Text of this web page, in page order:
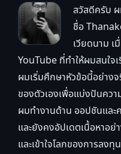
สวัสดีครับ
ชื่อ
เวียดนาม เ
YouTube ที่ทำให้ผมสนใ
ผมเริ่มศึกษาหัวข้อนี้อย่าง
ของตัวเองเพื่อแบ่งปันคว
ผมทำงานด้าน ออปชันและ
และยังคงอัปเดตเนื้อหาอย่
และเข้าใจโลกของการลงทุ